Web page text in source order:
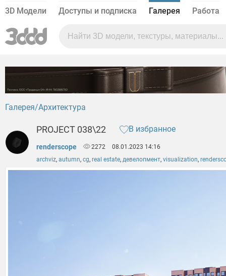
3D Модели Доступы и подписка Галерея Работа
Галерея Архитектура
PROJECT 038\22 В избранное
renderscope 2272
08.01.2023 14:16
archviz, autumn, cg, real estate, девелопмент, visualization,